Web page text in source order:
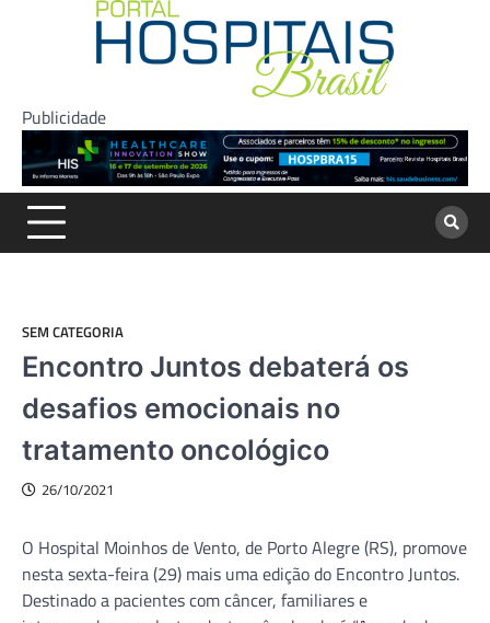
Publicidade
SEM CATEGORIA
Encontro Juntos debaterá os
desafios emocionais no
tratamento oncológico
26/10/2021
O Hospital Moinhos de Vento, de Porto Alegre (RS), promove
nesta sexta-feira (29) mais uma edição do Encontro Juntos.
Destinado a pacientes com câncer, familiares e